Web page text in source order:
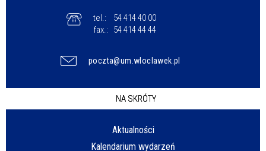
tel.:
54 414 40 00
fax.:
54 414 44 44
poczta@um.wloclawek.pl
NA SKRÓTY
Aktualności
Kalendarium wydarzeń